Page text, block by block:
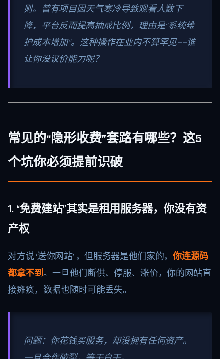
则。曾有项目因天气寒冷导致观看人数下
降，平台反而提高抽成比例，理由是“系统维
护成本增加”。这种操作在业内不算罕见——谁
让你没议价能力呢？
常见的“隐形收费”套路有哪些？这5
个坑你必须提前识破
1. “免费建站”其实是租用服务器，你没有资
产权
对方说“送你网站”，但服务器是他们家的， 你连源码
都拿不到。一旦他们断供、停服、涨价，你的网站直
接瘫痪，数据也随时可能丢失。
问题：你花钱买服务，却没拥有任何资产。